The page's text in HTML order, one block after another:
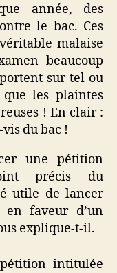
année, des
le bac. Ces
malaise
beaucoup
sur tel ou
les plaintes
! En clair :
du bac !
une pétition
précis du
utile de lancer
faveur d’un
explique-t-il.
intitulée